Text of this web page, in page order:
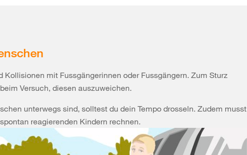
Kollisionen mit Fussgängerinnen oder Fussgängern. Zum Sturz
Versuch, diesen auszuweichen.
unterwegs sind, solltest du dein Tempo drosseln. Zudem musst
reagierenden Kindern rechnen.